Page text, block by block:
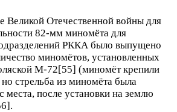
Великой Отечественной войны для
82-мм миномёта для
РККА было выпущено
миномётов, установленных
М-72[55] (миномёт крепили
стрельба из миномёта была
места, после установки на землю